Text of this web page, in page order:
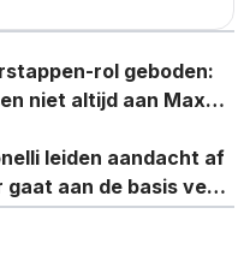
rol geboden:
niet altijd aan Max
leiden aandacht af
gaat aan de basis veel